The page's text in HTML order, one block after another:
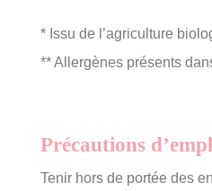
* Issu de l’agriculture
** Allergènes présents
Précautions
Tenir hors de portée des